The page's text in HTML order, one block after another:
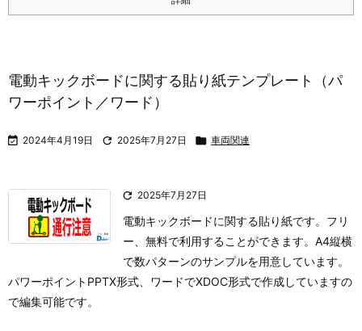
電動キックボードに関する貼り紙テンプレート（パ
ワーポイント／ワード）
 2024年4月19日  2025年7月27日  車両関連
 2025年7月27日
電動キックボードに関する貼り紙です。フリ
ー、無料で利用することができます。A4縦横
で数パターンのサンプルを用意しています。
パワーポイントPPTX形式、ワードでXDOC形式で作成していますの
で編集可能です。